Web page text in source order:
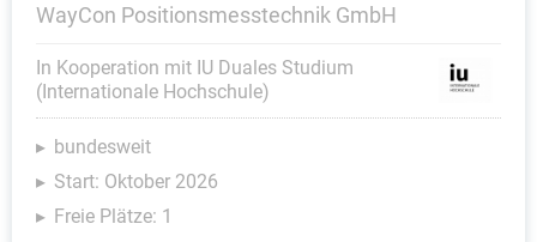
WayCon Positionsmesstechnik GmbH
In Kooperation mit IU Duales Studium
(Internationale Hochschule)
bundesweit
Start: Oktober 2026
Freie Plätze: 1